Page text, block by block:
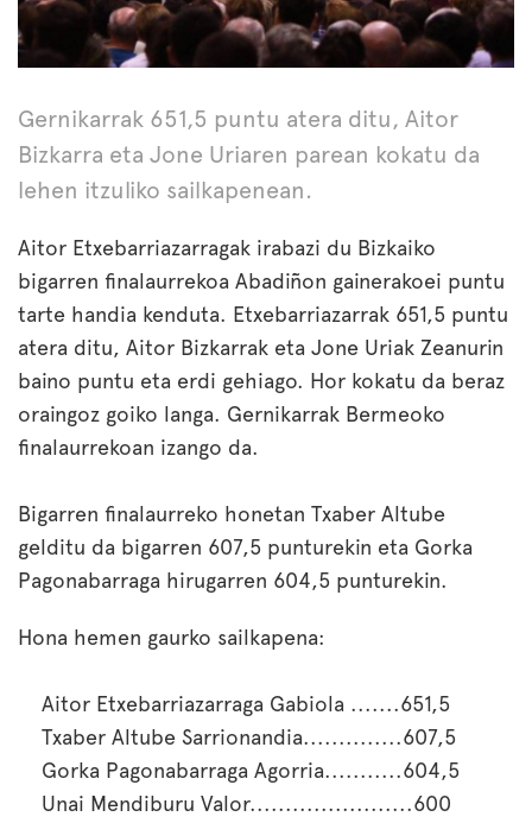
Gernikarrak 651,5 puntu atera ditu, Aitor
Bizkarra eta Jone Uriaren parean kokatu da
lehen itzuliko sailkapenean.
Aitor Etxebarriazarragak irabazi du Bizkaiko
bigarren finalaurrekoa Abadiñon gainerakoei puntu
tarte handia kenduta. Etxebarriazarrak 651,5 puntu
atera ditu, Aitor Bizkarrak eta Jone Uriak Zeanurin
baino puntu eta erdi gehiago. Hor kokatu da beraz
oraingoz goiko langa. Gernikarrak Bermeoko
finalaurrekoan izango da.
Bigarren finalaurreko honetan Txaber Altube
gelditu da bigarren 607,5 punturekin eta Gorka
Pagonabarraga hirugarren 604,5 punturekin.
Hona hemen gaurko sailkapena:
Aitor Etxebarriazarraga Gabiola .......651,5
Txaber Altube Sarrionandia..............607,5
Gorka Pagonabarraga Agorria...........604,5
Unai Mendiburu Valor.......................600